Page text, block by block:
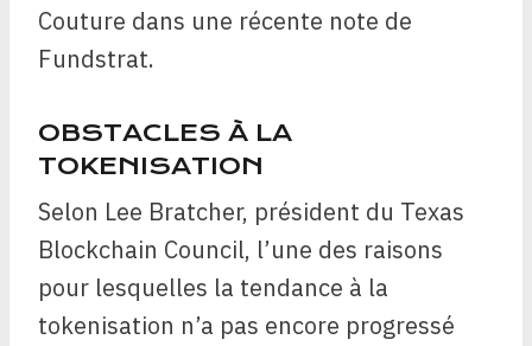
Couture dans une récente note de
Fundstrat.
OBSTACLES À LA
TOKENISATION
Selon Lee Bratcher, président du Texas
Blockchain Council, l’une des raisons
pour lesquelles la tendance à la
tokenisation n’a pas encore progressé